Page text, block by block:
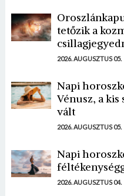
tetőzik a
2026. AUGUSZTUS 05.
Napi
Vénusz, a
vált
2026. AUGUSZTUS 05.
Napi
2026. AUGUSZTUS 04.